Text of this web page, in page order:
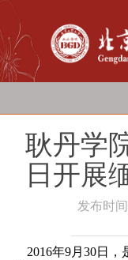
耿丹学
日开展
发布时
2016年9月30日，